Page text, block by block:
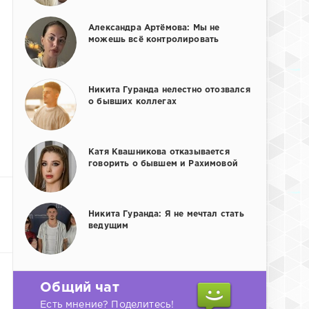
Александра Артёмова: Мы не
можешь всё контролировать
Никита Гуранда нелестно отозвался
о бывших коллегах
Катя Квашникова отказывается
говорить о бывшем и Рахимовой
Никита Гуранда: Я не мечтал стать
ведущим
Общий чат
Есть мнение? Поделитесь!